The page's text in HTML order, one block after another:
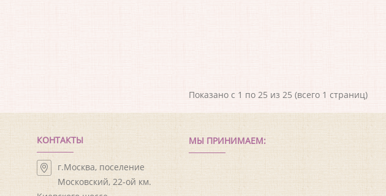
Показано с 1 по 25 из 25 (всего 1 страниц)
КОНТАКТЫ
г.Москва, поселение
Московский, 22-ой км.
МЫ ПРИНИМАЕМ: